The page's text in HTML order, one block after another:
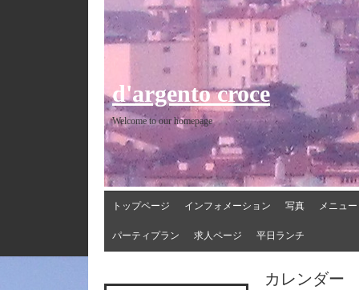
d'argento croce
Welcome to our homepage
トップページ インフォメーション 写真 メニュー
パーティプラン 求人ページ 平日ランチ
カレンダー